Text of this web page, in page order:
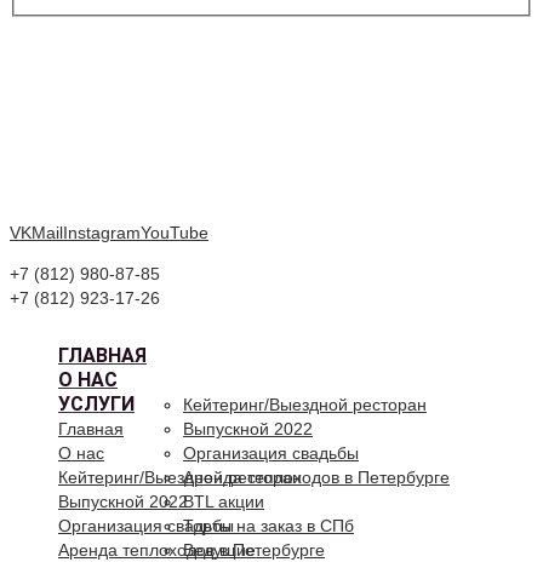
VKMailInstagramYouTube
+7 (812) 980-87-85
+7 (812) 923-17-26
ГЛАВНАЯ
О НАС
УСЛУГИ
Кейтеринг/Выездной ресторан
Выпускной 2022
Организация свадьбы
Аренда теплоходов в Петербурге
BTL акции
Торты на заказ в СПб
Ведущие
Главная
О нас
Кейтеринг/Выездной ресторан
Выпускной 2022
Организация свадьбы
Аренда теплоходов в Петербурге